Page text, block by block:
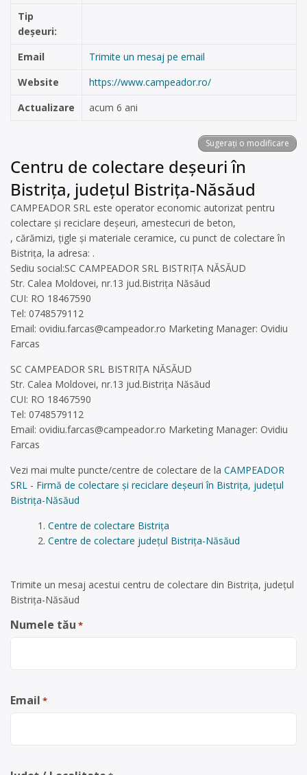
Tip
deșeuri:
Email
Trimite un mesaj pe email
Website
https://www.campeador.ro/
Actualizare
acum 6 ani
Sugerați o modificare
Centru de colectare deșeuri în
Bistrița, județul Bistrița-Năsăud
CAMPEADOR SRL este operator economic autorizat pentru
colectare și reciclare deșeuri, amestecuri de beton,
, cărămizi, țigle și materiale ceramice, cu punct de colectare în
Bistrița, la adresa: .
Sediu social:SC CAMPEADOR SRL BISTRIȚA NĂSĂUD
Str. Calea Moldovei, nr.13 jud.Bistrița Năsăud
CUI: RO 18467590
Tel: 0748579112
Email: ovidiu.farcas@campeador.ro Marketing Manager: Ovidiu
Farcas
SC CAMPEADOR SRL BISTRIȚA NĂSĂUD
Str. Calea Moldovei, nr.13 jud.Bistrița Năsăud
CUI: RO 18467590
Tel: 0748579112
Email: ovidiu.farcas@campeador.ro Marketing Manager: Ovidiu
Farcas
Vezi mai multe puncte/centre de colectare de la CAMPEADOR
SRL - Firmă de colectare și reciclare deșeuri în Bistrița, județul
Bistrița-Năsăud
Centre de colectare Bistrița
Centre de colectare județul Bistrița-Năsăud
Trimite un mesaj acestui centru de colectare din Bistrița, județul
Bistrița-Năsăud
Numele tău *
Email *